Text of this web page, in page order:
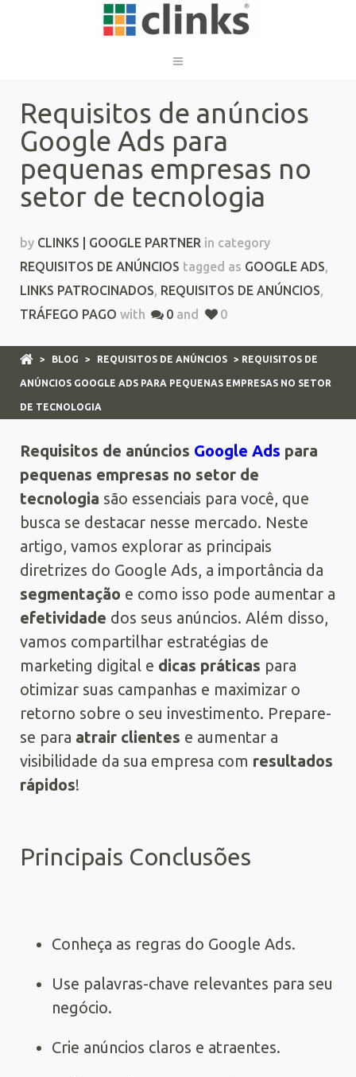
Requisitos de anúncios
Google Ads para
pequenas empresas no
setor de tecnologia
by CLINKS | GOOGLE PARTNER in category
REQUISITOS DE ANÚNCIOS tagged as GOOGLE ADS,
LINKS PATROCINADOS, REQUISITOS DE ANÚNCIOS,
TRÁFEGO PAGO with 0 and 0
> BLOG > REQUISITOS DE ANÚNCIOS > REQUISITOS DE
ANÚNCIOS GOOGLE ADS PARA PEQUENAS EMPRESAS NO SETOR
DE TECNOLOGIA
Requisitos de anúncios Google Ads para
pequenas empresas no setor de
tecnologia são essenciais para você, que
busca se destacar nesse mercado. Neste
artigo, vamos explorar as principais
diretrizes do Google Ads, a importância da
segmentação e como isso pode aumentar a
efetividade dos seus anúncios. Além disso,
vamos compartilhar estratégias de
marketing digital e dicas práticas para
otimizar suas campanhas e maximizar o
retorno sobre o seu investimento. Prepare-
se para atrair clientes e aumentar a
visibilidade da sua empresa com resultados
rápidos!
Principais Conclusões
Conheça as regras do Google Ads.
Use palavras-chave relevantes para seu
negócio.
Crie anúncios claros e atraentes.